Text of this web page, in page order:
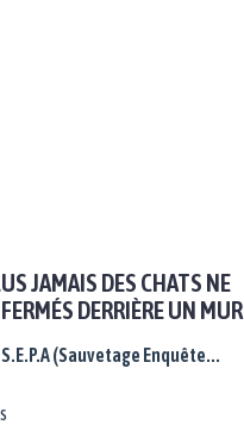
JAMAIS DES CHATS NE
DERRIÈRE UN MUR
S.E.P.A (Sauvetage Enquête...